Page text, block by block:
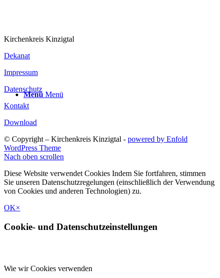
Menü Menü
Kirchenkreis Kinzigtal
Dekanat
Impressum
Datenschutz
Kontakt
Download
© Copyright – Kirchenkreis Kinzigtal - powered by Enfold
WordPress Theme
Nach oben scrollen
Diese Website verwendet Cookies Indem Sie fortfahren, stimmen
Sie unseren Datenschutzregelungen (einschließlich der Verwendung
von Cookies und anderen Technologien) zu.
OK×
Cookie- und Datenschutzeinstellungen
Wie wir Cookies verwenden